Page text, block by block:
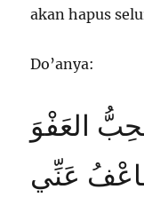
akan hapus
Do’anya:
العَفْوَ
عَنِّي